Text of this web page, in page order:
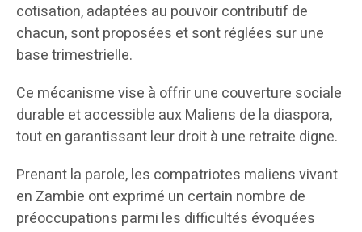
cotisation, adaptées au pouvoir contributif de
chacun, sont proposées et sont réglées sur une
base trimestrielle.
Ce mécanisme vise à offrir une couverture sociale
durable et accessible aux Maliens de la diaspora,
tout en garantissant leur droit à une retraite digne.
Prenant la parole, les compatriotes maliens vivant
en Zambie ont exprimé un certain nombre de
préoccupations parmi les difficultés évoquées